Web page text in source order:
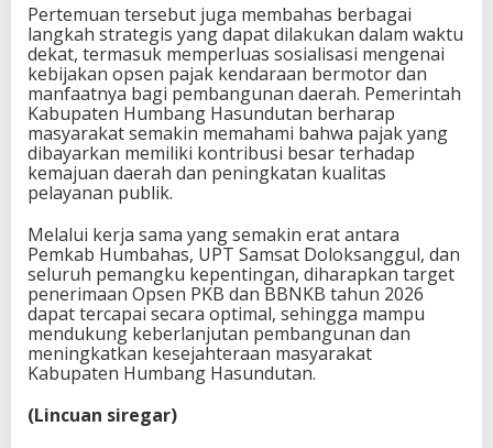
Pertemuan tersebut juga membahas berbagai
langkah strategis yang dapat dilakukan dalam waktu
dekat, termasuk memperluas sosialisasi mengenai
kebijakan opsen pajak kendaraan bermotor dan
manfaatnya bagi pembangunan daerah. Pemerintah
Kabupaten Humbang Hasundutan berharap
masyarakat semakin memahami bahwa pajak yang
dibayarkan memiliki kontribusi besar terhadap
kemajuan daerah dan peningkatan kualitas
pelayanan publik.
Melalui kerja sama yang semakin erat antara
Pemkab Humbahas, UPT Samsat Doloksanggul, dan
seluruh pemangku kepentingan, diharapkan target
penerimaan Opsen PKB dan BBNKB tahun 2026
dapat tercapai secara optimal, sehingga mampu
mendukung keberlanjutan pembangunan dan
meningkatkan kesejahteraan masyarakat
Kabupaten Humbang Hasundutan.
(Lincuan siregar)